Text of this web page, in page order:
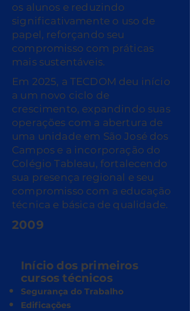
os alunos e reduzindo
significativamente o uso de
papel, reforçando seu
compromisso com práticas
mais sustentáveis.
Em 2025, a TECDOM deu início
a um novo ciclo de
crescimento, expandindo suas
operações com a abertura de
uma unidade em São José dos
Campos e a incorporação do
Colégio Tableau, fortalecendo
sua presença regional e seu
compromisso com a educação
técnica e básica de qualidade.
2009
Início dos primeiros
cursos técnicos
Segurança do Trabalho
Edificações